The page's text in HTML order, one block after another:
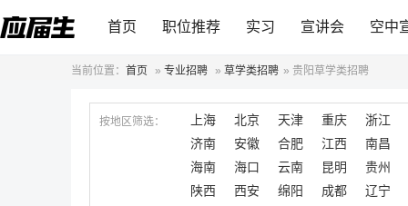
首页 职位推荐 实习 宣讲会 空中
当前位置： 首页 » 专业招聘 » 草学类招聘 » 贵阳草学类招聘
按地区筛选： 上海 北京 天津 重庆
浙江
济南
安徽 合肥 江西
南昌
海南
海口 云南 昆明
贵州
陕西
西安 绵阳 成都
辽宁